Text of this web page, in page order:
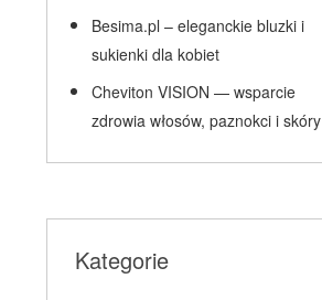
Besima.pl – eleganckie bluzki i
sukienki dla kobiet
Cheviton VISION — wsparcie
zdrowia włosów, paznokci i skóry
Kategorie